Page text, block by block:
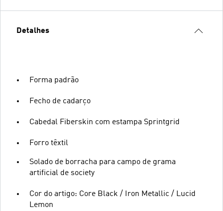
Detalhes
Forma padrão
Fecho de cadarço
Cabedal Fiberskin com estampa Sprintgrid
Forro têxtil
Solado de borracha para campo de grama
artificial de society
Cor do artigo: Core Black / Iron Metallic / Lucid
Lemon